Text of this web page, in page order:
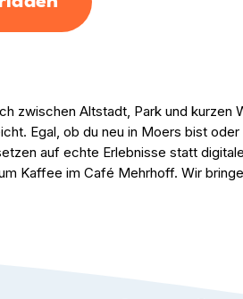
zwischen Altstadt, Park und kurzen
Egal, ob du neu in Moers bist
auf echte Erlebnisse statt
Kaffee im Café Mehrhoff. Wir